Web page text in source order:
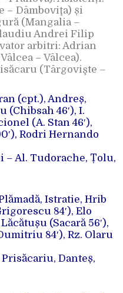
– Dâmboviţa) și
(Mangalia –
Andrei Filip
arbitri: Adrian
– Vâlcea).
(Târgovişte –
(cpt.), Andreș,
(Chibsah 46′), I.
(A. Stan 46′),
Rodri Hernando
– Al. Tudorache, Țolu,
Istratie, Hrib
84′), Elo
(Sacară 56′),
84′), Rz. Olaru
Danteș,